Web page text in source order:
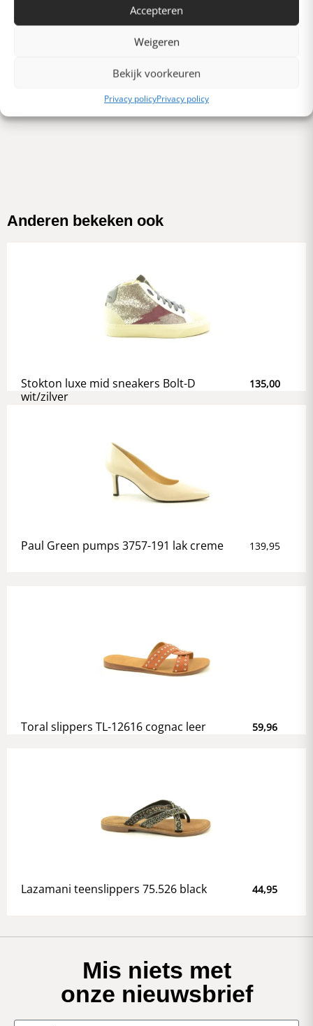
Accepteren
Weigeren
Bekijk voorkeuren
Privacy policyPrivacy policy
Verschrikkelijk
Er zijn nog geen beoordelingen. Schrijf als eerste er een.
Anderen bekeken ook
Stokton luxe mid sneakers Bolt-D
wit/zilver
135,00
Paul Green pumps 3757-191 lak creme 139,95
Toral slippers TL-12616 cognac leer 59,96
Lazamani teenslippers 75.526 black 44,95
Mis niets met
onze nieuwsbrief